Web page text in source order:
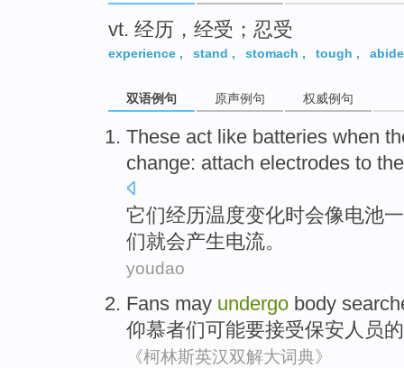
vt. 经历，经受；忍受
experience , stand , stomach , tough , abide
双语例句 原声例句 权威例句
These act like batteries when
change: attach electrodes to
它们经历温度变化时会像电池
们就会产生电流。
youdao
Fans may undergo body
仰慕者们可能要接受保安 人员的
《柯林斯英汉双解大词典》